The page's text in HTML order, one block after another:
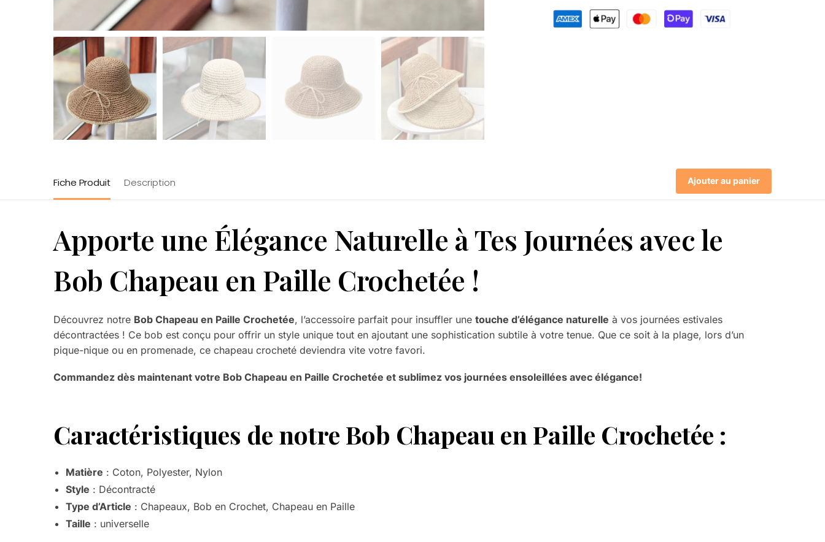
Fiche Produit Description Ajouter au panier
Apporte une Élégance Naturelle à Tes Journées avec le
Bob Chapeau en Paille Crochetée !
Découvrez notre Bob Chapeau en Paille Crochetée, l’accessoire parfait pour insuffler unetouche d’élégance naturelle à vos journées estivales
décontractées ! Ce bob est conçu pour offrir un style unique tout en ajoutant une sophistication subtile à votre tenue. Que ce soit à la plage, lors d’un
pique-nique ou en promenade, ce chapeau crocheté deviendra vite votre favori.
Commandez dès maintenant votre Bob Chapeau en Paille Crochetée et sublimez vos journées ensoleillées avec élégance!
Caractéristiques de notre Bob Chapeau en Paille Crochetée :
Matière : Coton, Polyester, Nylon
Style : Décontracté
Type d’Article : Chapeaux, Bob en Crochet, Chapeau en Paille
Taille : universelle